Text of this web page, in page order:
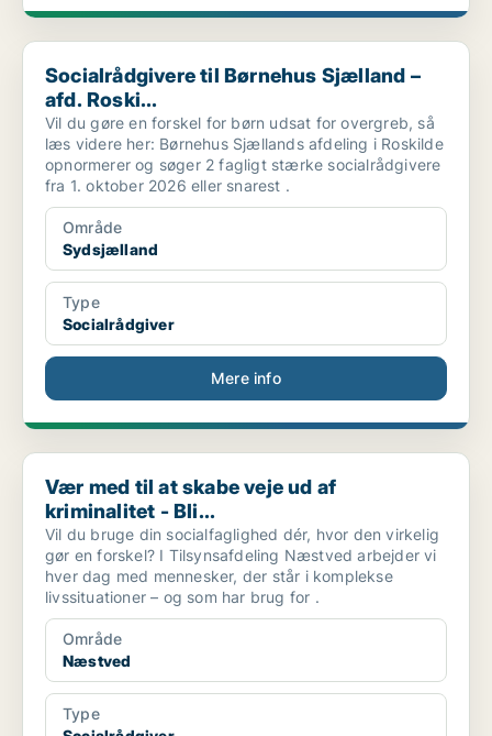
Socialrådgivere til Børnehus Sjælland – afd. Roski...
Socialrådgivere til Børnehus Sjælland –
afd. Roski...
Vil du gøre en forskel for børn udsat for overgreb, så
læs videre her: Børnehus Sjællands afdeling i Roskilde
opnormerer og søger 2 fagligt stærke socialrådgivere
fra 1. oktober 2026 eller snarest .
Område
Sydsjælland
Type
Socialrådgiver
Mere info
Vær med til at skabe veje ud af kriminalitet - Bli...
Vær med til at skabe veje ud af
kriminalitet - Bli...
Vil du bruge din socialfaglighed dér, hvor den virkelig
gør en forskel? I Tilsynsafdeling Næstved arbejder vi
hver dag med mennesker, der står i komplekse
livssituationer – og som har brug for .
Område
Næstved
Type